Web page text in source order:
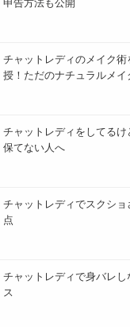
チャットレディのメイク
授！ただのナチュラルメイ
チャットレディをしてる
保てない人へ
チャットレディでスクシ
点
チャットレディで身バレ
ス